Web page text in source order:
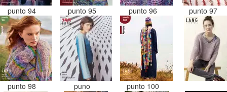
punto 94 punto 95 punto 96 punto 97
punto 98 puno punto 100